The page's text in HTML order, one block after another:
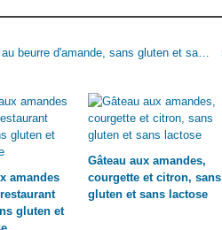
Pain au beurre d'amande, sans gluten et sans lactose
amandes
gluten et
Gâteau aux amandes,
courgette et citron, sans
gluten et sans lactose